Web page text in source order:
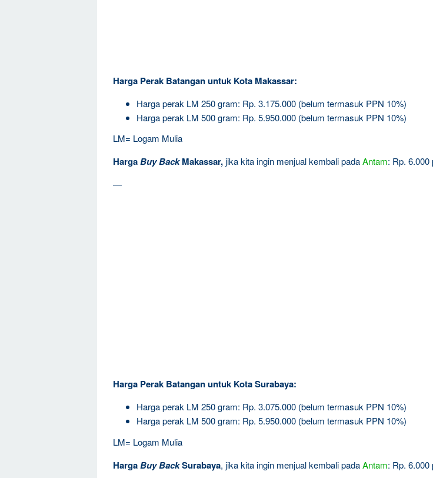
Harga Perak Batangan untuk Kota Makassar:
Harga perak LM 250 gram: Rp. 3.175.000 (belum termasuk PPN 10%)
Harga perak LM 500 gram: Rp. 5.950.000 (belum termasuk PPN 10%)
LM= Logam Mulia
HargaBuy BackMakassar,jika kita ingin menjual kembali padaAntam: Rp. 6.000
—
Harga Perak Batangan untuk Kota Surabaya:
Harga perak LM 250 gram: Rp. 3.075.000 (belum termasuk PPN 10%)
Harga perak LM 500 gram: Rp. 5.950.000 (belum termasuk PPN 10%)
LM= Logam Mulia
HargaBuy BackSurabaya, jika kita ingin menjual kembali padaAntam: Rp. 6.000